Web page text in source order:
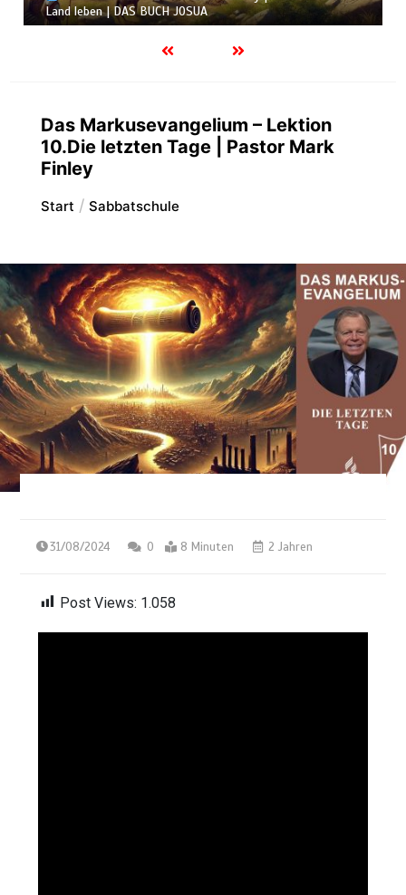
Land leben | DAS BUCH JOSUA
Das Markusevangelium – Lektion
10.Die letzten Tage | Pastor Mark
Finley
Start Sabbatschule
31/08/2024 0 8 Minuten 2 Jahren
Post Views: 1.058